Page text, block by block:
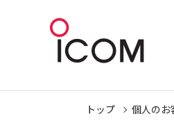
トップ 個人のお